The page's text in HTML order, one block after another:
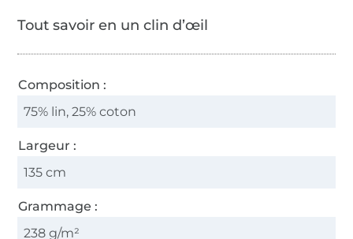
Tout savoir en un clin d’œil
Composition :
75% lin, 25% coton
Largeur :
135 cm
Grammage :
238 g/m²